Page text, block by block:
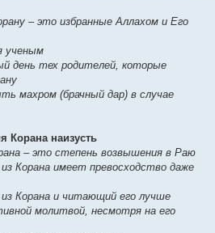
– это избранные Аллахом и Его
ученым
день тех родителей, которые
махром (брачный дар) в случае
Корана наизусть
– это степень возвышения в Раю
Корана имеет превосходство даже
Корана и читающий его лучше
молитвой, несмотря на его